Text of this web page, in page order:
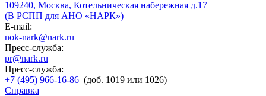
109240, Москва, Котельническая набережная д.17
(В РСПП для АНО «НАРК»)
E-mail:
nok-nark@nark.ru
Пресс-служба:
pr@nark.ru
Пресс-служба:
+7 (495) 966-16-86 (доб. 1019 или 1026)
Справка